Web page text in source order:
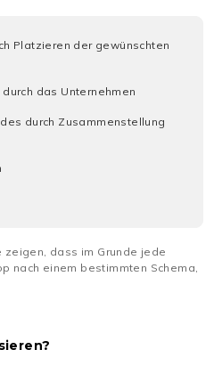
Platzieren der gewünschten
das Unternehmen
durch Zusammenstellung
dass im Grunde jede
nach einem bestimmten Schema,